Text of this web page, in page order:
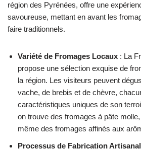
région des Pyrénées, offre une
savoureuse, mettant en avant les
faire traditionnels.
Variété de Fromages Locaux : La
propose une sélection exquise de
la région. Les visiteurs peuvent
vache, de brebis et de chèvre,
caractéristiques uniques de son
on trouve des fromages à pâte
même des fromages affinés aux
Processus de Fabrication